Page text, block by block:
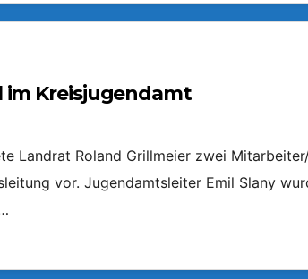
Kreisjugendamt
Landrat Roland Grillmeier zwei
vor. Jugendamtsleiter Emil Slany